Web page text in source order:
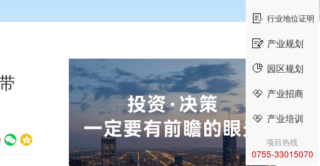
V c
行业地位证明
产业规划
园区规划
产业招商
产业培训
项目热线
0755-33015070